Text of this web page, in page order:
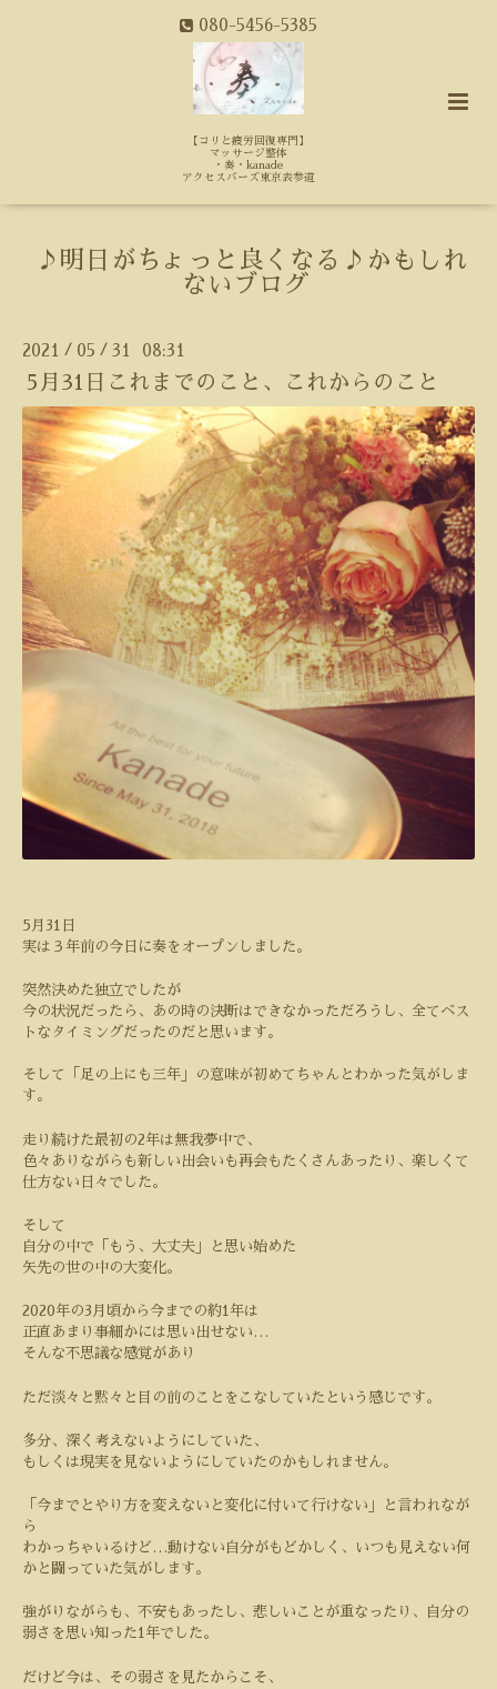
080-5456-5385
【コリと疲労回復専門】
マッサージ整体
・奏・kanade
アクセスバーズ東京表参道
♪明日がちょっと良くなる♪かもしれ
ないブログ
2021 / 05 / 31 08:31
5月31日これまでのこと、これからのこと
5 月 31
日
実は３年前の今日に奏をオープンしました。
突然決めた独立でしたが
今の状況だったら、あの時の決断はできなかっただろうし、全てベス
トなタイミングだったのだと思います。
そして「足の上にも三年」の意味が初めてちゃんとわかった気がしま
す。
走り続けた最初の2年は無我夢中で、
色々ありながらも新しい出会いも再会もたくさんあったり、楽しくて
仕方ない日々でした。
そして
自分の中で「もう、大丈夫」と思い始めた
矢先の世の中の大変化。
2020年の3 月頃から今までの約1 年は
正直あまり事細かには思い出せない …
そんな不思議な感覚があり
ただ淡々と黙々と目の前のことをこなしていたという感じです。
多分、深く考えないようにしていた、
もしくは現実を見ないようにしていたのかもしれません。
「今までとやり方を変えないと変化に付いて行けない」と言われなが
ら
わかっちゃいるけど …動けない自分がもどかしく、いつも見えない何
かと闘っていた気がします。
強がりながらも、不安もあったし、悲しいことが重なったり、自分の
弱さを思い知った1 年でした。
だけど今は、その弱さを見たからこそ、